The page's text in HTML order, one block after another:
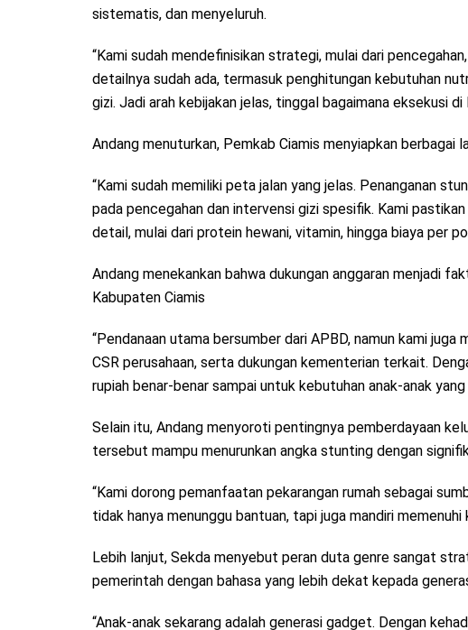
sistematis, dan menyeluruh.
“Kami sudah mendefinisikan strategi, mulai dari
detailnya sudah ada, termasuk penghitungan kebutuhan
gizi. Jadi arah kebijakan jelas, tinggal bagaimana eksekusi
Andang menuturkan, Pemkab Ciamis menyiapkan
“Kami sudah memiliki peta jalan yang jelas. Penanganan
pada pencegahan dan intervensi gizi spesifik. Kami
detail, mulai dari protein hewani, vitamin, hingga biaya per
Andang menekankan bahwa dukungan anggaran menjadi
Kabupaten Ciamis
“Pendanaan utama bersumber dari APBD, namun kami
CSR perusahaan, serta dukungan kementerian terkait.
rupiah benar-benar sampai untuk kebutuhan anak-anak
Selain itu, Andang menyoroti pentingnya pemberdayaan
tersebut mampu menurunkan angka stunting dengan
“Kami dorong pemanfaatan pekarangan rumah sebagai
tidak hanya menunggu bantuan, tapi juga mandiri
Lebih lanjut, Sekda menyebut peran duta genre sangat
pemerintah dengan bahasa yang lebih dekat kepada
“Anak-anak sekarang adalah generasi gadget. Dengan